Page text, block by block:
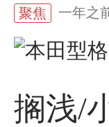
聚焦 一年之
搁浅/